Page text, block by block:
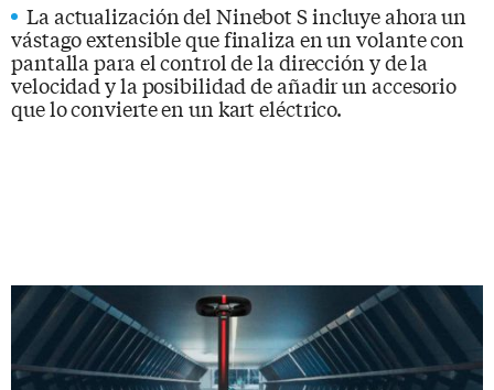
La actualización del Ninebot S incluye ahora un
vástago extensible que finaliza en un volante con
pantalla para el control de la dirección y de la
velocidad y la posibilidad de añadir un accesorio
que lo convierte en un kart eléctrico.